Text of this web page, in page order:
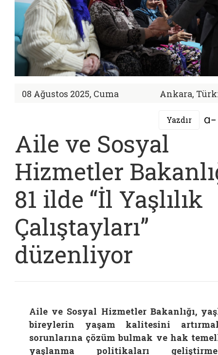
08 Ağustos 2025, Cuma Ankara,
Yazdır
Aile ve Sosyal
Hizmetler
81 ilde “İl Yaşlılık
Çalıştayları”
düzenliyor
Aile ve Sosyal Hizmetler Bakanlığı,
bireylerin yaşam kalitesini
sorunlarına çözüm bulmak ve hak
yaşlanma politikaları